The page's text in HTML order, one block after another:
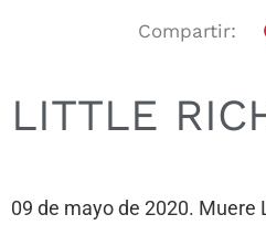
Compartir:
LITTLE
09 de mayo de 2020. Muere